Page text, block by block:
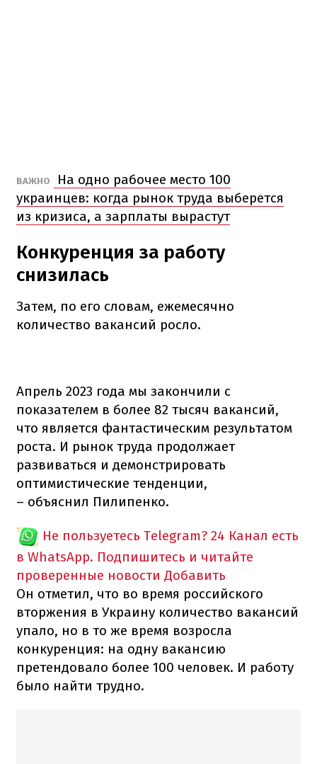
ВАЖНО
На одно рабочее место 100
украинцев: когда рынок труда выберется
из кризиса, а зарплаты вырастут
Конкуренция за работу
снизилась
Затем, по его словам, ежемесячно
количество вакансий росло.
Апрель 2023 года мы закончили с
показателем в более 82 тысяч вакансий,
что является фантастическим результатом
роста. И рынок труда продолжает
развиваться и демонстрировать
оптимистические тенденции,
– объяснил Пилипенко.
Не пользуетесь Telegram? 24 Канал есть
в WhatsApp. Подпишитесь и читайте
проверенные новости Добавить
Он отметил, что во время российского
вторжения в Украину количество вакансий
упало, но в то же время возросла
конкуренция: на одну вакансию
претендовало более 100 человек. И работу
было найти трудно.